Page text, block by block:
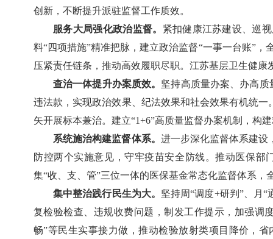
创新，不断提升派驻监督工作质效。
服务大局强化政治监督。 紧扣健康江苏建设、巡
料“四项措施”精准把脉，建立政治监督“一事一台账”
压紧责任链条，推动高效履职尽职。江苏基层卫生健
查治一体提升办案质效。 坚持高质量办案、办高质
违法款，实现政治效果、纪法效果和社会效果有机统
矢开展标本兼治。建立“1+6”高质量监督办案机制，构
系统施治构建监督体系。 进一步深化监督体系建设
防控两个实施意见，守牢疫苗安全防线。推动医保
集“收、支、管”三位一体的医保基金常态化监督体系，
集中整治践行民生为大。 坚持周“调度+研判”、月
复检验检查、违规收费问题，制发工作提示，加强调
畅”等民生实事接力做，推动检验放射类项目降价，